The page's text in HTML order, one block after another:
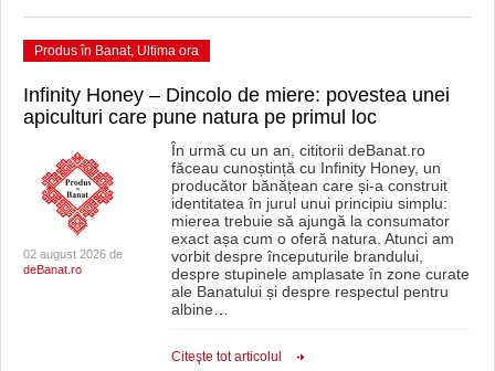
Produs în Banat, Ultima ora
Infinity Honey – Dincolo de miere: povestea unei
apiculturi care pune natura pe primul loc
02 august 2026 de
deBanat.ro
În urmă cu un an, cititorii deBanat.ro
făceau cunoștință cu Infinity Honey, un
producător bănățean care și-a construit
identitatea în jurul unui principiu simplu:
mierea trebuie să ajungă la consumator
exact așa cum o oferă natura. Atunci am
vorbit despre începuturile brandului,
despre stupinele amplasate în zone curate
ale Banatului și despre respectul pentru
albine…
Citeşte tot articolul